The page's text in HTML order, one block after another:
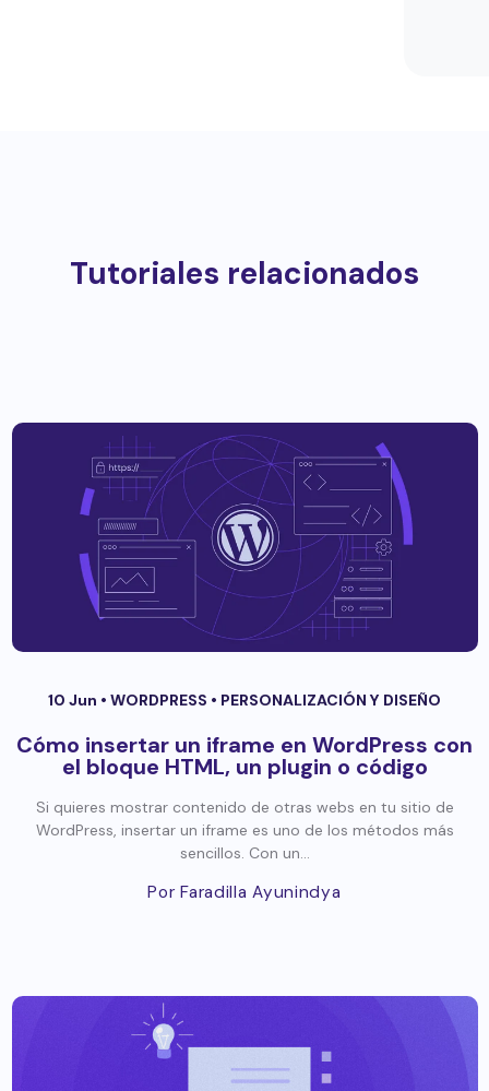
Tutoriales relacionados
10 Jun • WORDPRESS • PERSONALIZACIÓN Y DISEÑO
Cómo insertar un iframe en WordPress con
el bloque HTML, un plugin o código
Si quieres mostrar contenido de otras webs en tu sitio de
WordPress, insertar un iframe es uno de los métodos más
sencillos. Con un...
Por Faradilla Ayunindya